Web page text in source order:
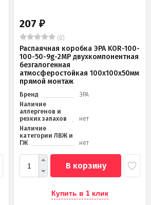
207₽
(0)
Распаячная коробка ЭРА KOR-100-
100-50-9g-2MP двухкомпонентная
безгалогенная
атмосферостойкая 100х100х50мм
прямой монтаж
Бренд
ЭРА
Наличие
аллергенов и
резких запахов
нет
Наличие
категории ЛВЖ и
ГЖ
нет
В корзину
Купить в 1 клик